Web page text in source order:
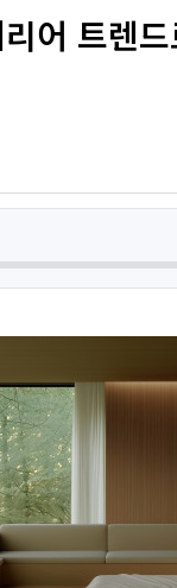
어 트렌드